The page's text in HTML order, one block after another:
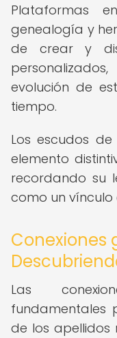
Plataformas
genealogía y
de crear y
evolución de
tiempo.
Los escudos
elemento
recordando su
como un vínculo
Conexiones
Las
fundamentales
de los apellidos